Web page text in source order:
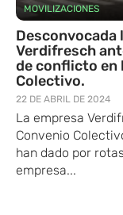
MOVILIZACIONES
Desconvocada
Verdifresch
de conflicto en
Colectivo.
22 DE ABRIL DE 2024
La empresa
Convenio
han dado por
empresa...